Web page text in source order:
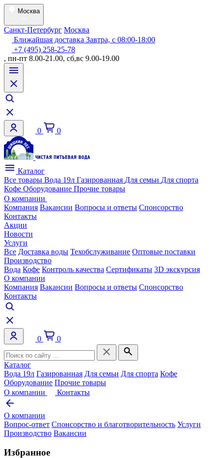
Москва
Санкт-Петербург Москва
Ближайшая доставка Завтра, с 08:00-18:00
+7 (495) 258-25-78
, пн-пт 8.00-21.00, сб,вс 9.00-19.00
0 0
Каталог
Все товары Вода 19л Газированная Для семьи Для спорта
Кофе Оборудование Прочие товары
О компании
Компания Вакансии Вопросы и ответы Спонсорство
Контакты
Акции
Новости
Услуги
Все Доставка воды Техобслуживание Оптовые поставки
Производство
Вода Кофе Контроль качества Сертификаты 3D экскурсия
О компании
Компания Вакансии Вопросы и ответы Спонсорство
Контакты
0 0
Каталог
Вода 19л Газированная Для семьи Для спорта Кофе
Оборудование Прочие товары
О компании
Контакты
О компании
Вопрос-ответ Спонсорство и благотворительность Услуги
Производство Вакансии
Избранное